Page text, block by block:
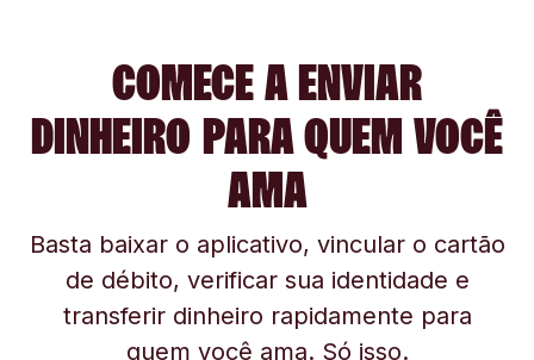
COMECE A ENVIAR
DINHEIRO PARA QUEM VOCÊ
AMA
Basta baixar o aplicativo, vincular o cartão
de débito, verificar sua identidade e
transferir dinheiro rapidamente para
quem você ama. Só isso.